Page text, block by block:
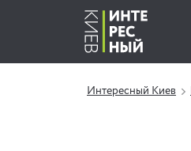
Интересный Киев